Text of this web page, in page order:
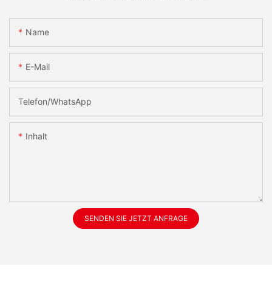
Name
E-Mail
Telefon/WhatsApp
Inhalt
SENDEN SIE JETZT ANFRAGE